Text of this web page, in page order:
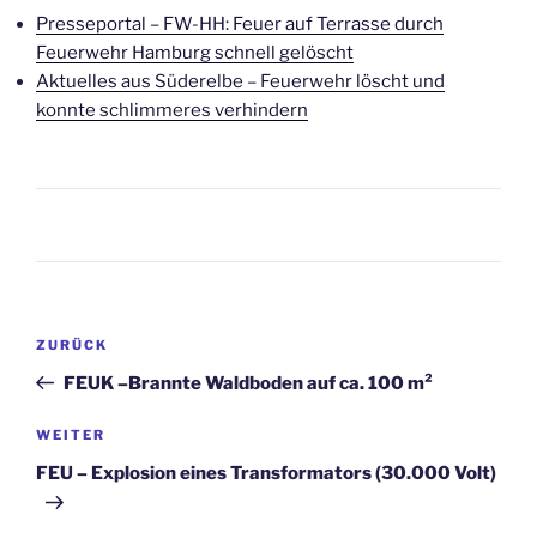
Presseportal – FW-HH: Feuer auf Terrasse durch
Feuerwehr Hamburg schnell gelöscht
Aktuelles aus Süderelbe – Feuerwehr löscht und
konnte schlimmeres verhindern
Beitragsnavigation
Vorheriger
Beitrag
ZURÜCK
FEUK –Brannte Waldboden auf ca. 100 m²
Nächster
Beitrag
WEITER
FEU – Explosion eines Transformators (30.000 Volt)